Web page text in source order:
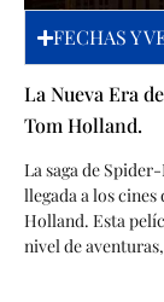
FECHAS Y
La Nueva Era
Tom Holland.
La saga de
llegada a los
Holland. Esta
nivel de